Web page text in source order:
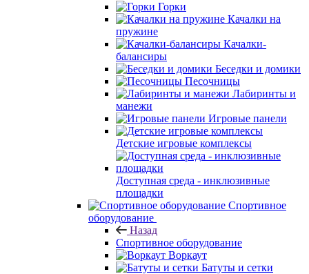
Горки
Качалки на
пружине
Качалки-
балансиры
Беседки и домики
Песочницы
Лабиринты и
манежи
Игровые панели
Детские игровые комплексы
Доступная среда - инклюзивные
площадки
Спортивное
оборудование
Назад
Спортивное оборудование
Воркаут
Батуты и сетки